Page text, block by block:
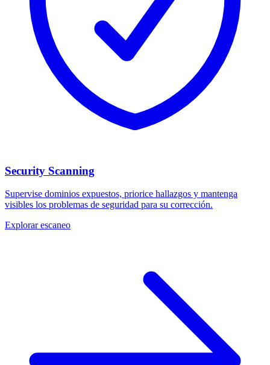
Security Scanning
Supervise dominios expuestos, priorice hallazgos y mantenga
visibles los problemas de seguridad para su corrección.
Explorar escaneo